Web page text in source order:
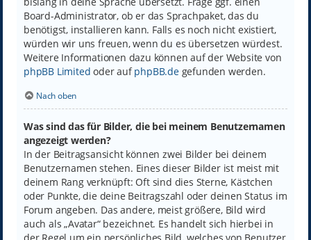
Board-Administrator, ob er das Sprachpaket, das du
benötigst, installieren kann. Falls es noch nicht existiert,
würden wir uns freuen, wenn du es übersetzen würdest.
Weitere Informationen dazu können auf der Website von
phpBB Limited oder aufphpBB.degefunden werden.
Nach oben
Was sind das für Bilder, die bei meinem Benutzernamen
angezeigt werden?
In der Beitragsansicht können zwei Bilder bei deinem
Benutzernamen stehen. Eines dieser Bilder ist meist mit
deinem Rang verknüpft: Oft sind dies Sterne, Kästchen
oder Punkte, die deine Beitragszahl oder deinen Status im
Forum angeben. Das andere, meist größere, Bild wird
auch als „Avatar“ bezeichnet. Es handelt sich hierbei in